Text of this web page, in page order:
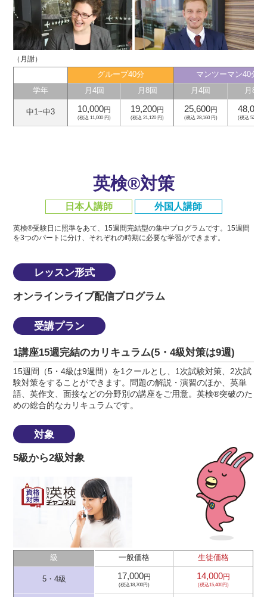
（月謝）
グループ40分
マンツーマン40分
学年
月4回 月8回 月4回 月8回
中1~中3 10,000円
(税込 11,000 円)
19,200円
(税込 21,120 円)
25,600円
(税込 28,160 円)
48,000
(税込 52,800
英検®対策
日本人講師 外国人講師
英検®受験日に照準をあて、15週間完結型の集中プログラムです。 15週間
を3つのパートに分け、それぞれの時期に必要な学習ができます。
レッスン形式
オンラインライブ配信プログラム
受講プラン
1講座15週完結のカリキュラム(5・4級対策は9週)
15週間（5・4級は9週間）を1クールとし、1次試験対策、2次試
験対策をすることができます。問題の解説・演習のほか、英単
語、英作文、面接などの分野別の講座をご用意。英検®突破のた
めの総合的なカリキュラムです。
対象
5級から2級対象
級 一般価格 生徒価格
5・4級 17,000円
(税込18,700円)
14,000円
(税込15,400円)